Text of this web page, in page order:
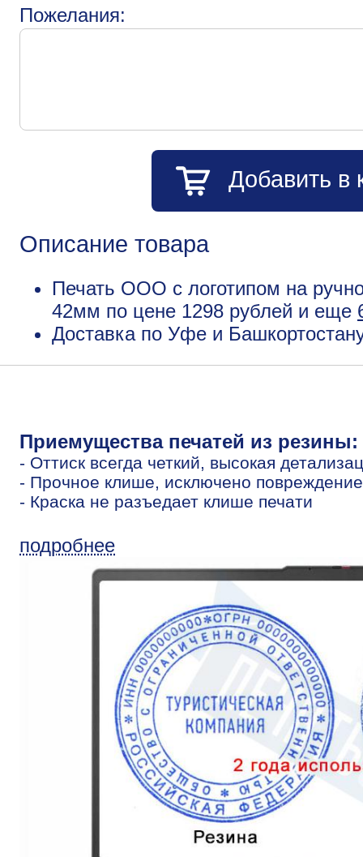
Пожелания:
Добавить в
Описание товара
Печать ООО с логотипом на
42мм по цене 1298 рублей и еще
Доставка по Уфе и
Приемущества печатей из резины:
- Оттиск всегда четкий, высокая
- Прочное клише, исключено
- Краска не разъедает клише печати
подробнее